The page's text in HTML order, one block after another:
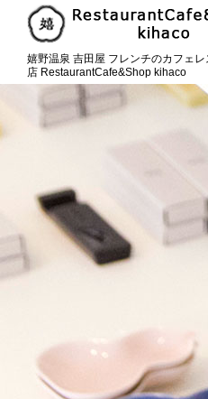
嬉野温泉 吉田屋 フレンチのカフェ
店 RestaurantCafe&Shop kihaco